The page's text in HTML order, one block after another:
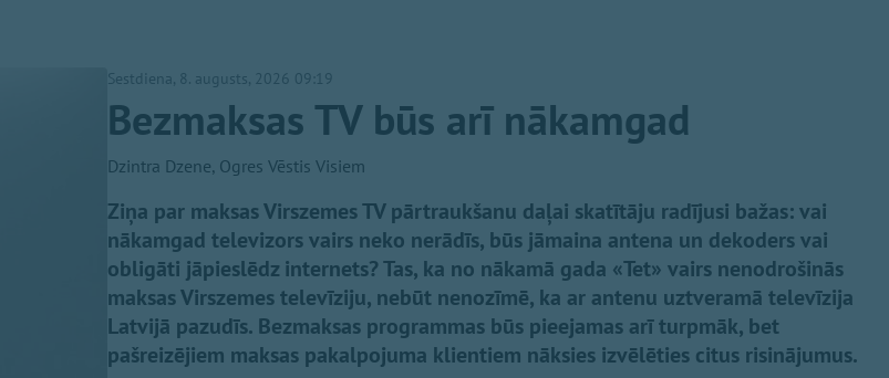
Sestdiena, 8. augusts, 2026 09:19
Bezmaksas TV būs arī nākamgad
Dzintra Dzene, Ogres Vēstis Visiem
Ziņa par maksas Virszemes TV pārtraukšanu daļai skatītāju radījusi bažas: vai
nākamgad televizors vairs neko nerādīs, būs jāmaina antena un dekoders vai
obligāti jāpieslēdz internets? Tas, ka no nākamā gada «Tet» vairs nenodrošinās
maksas Virszemes televīziju, nebūt nenozīmē, ka ar antenu uztveramā televīzija
Latvijā pazudīs. Bezmaksas programmas būs pieejamas arī turpmāk, bet
pašreizējiem maksas pakalpojuma klientiem nāksies izvēlēties citus risinājumus.